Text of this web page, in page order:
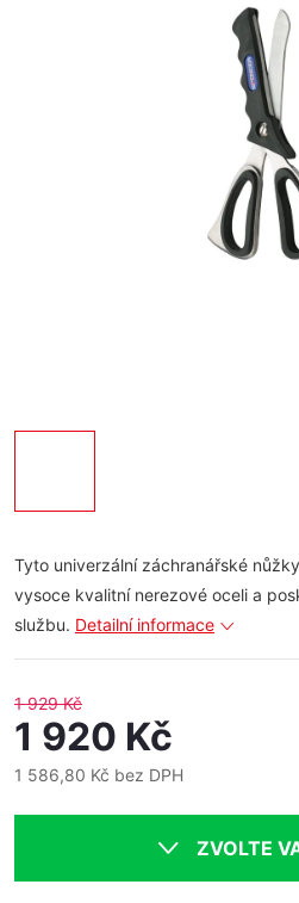
Tyto univerzální záchranářské
vysoce kvalitní nerezové oceli a
službu. Detailní informace
1 929 Kč
1 920 Kč
1 586,80 Kč bez DPH
ZVOLTE